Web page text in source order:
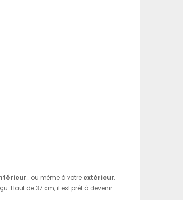
… ou même à votreextérieur.
Haut de 37 cm, il est prêt à devenir